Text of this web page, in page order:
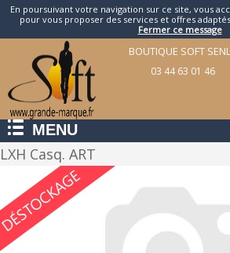
En poursuivant votre navigation sur ce site, vous
pour vous proposer des services et offres
Fermer ce message
BOUTIQUE SOFT
03 44 63 01 46
MENU
LXH Casq. ART